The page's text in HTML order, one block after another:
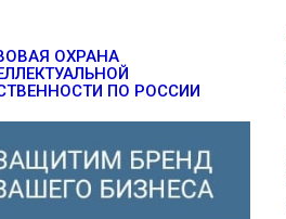
ОХРАНА
ПО РОССИИ